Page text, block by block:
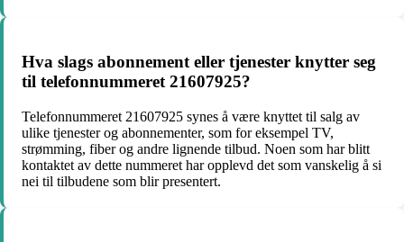
Hva slags abonnement eller tjenester knytter seg
til telefonnummeret 21607925?
Telefonnummeret 21607925 synes å være knyttet til salg av
ulike tjenester og abonnementer, som for eksempel TV,
strømming, fiber og andre lignende tilbud. Noen som har blitt
kontaktet av dette nummeret har opplevd det som vanskelig å si
nei til tilbudene som blir presentert.